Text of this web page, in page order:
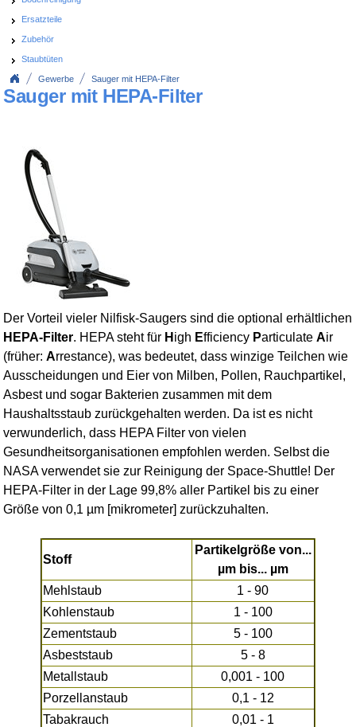
Ersatzteile
Zubehör
Staubtüten
Gewerbe Sauger mit HEPA-Filter
Sauger mit HEPA-Filter
Der Vorteil vieler Nilfisk-Saugers sind die optional erhältlichen
HEPA-Filter. HEPA steht für H igh Efficiency ParticulateAir
(früher:Arrestance), was bedeutet, dass winzige Teilchen wie
Ausscheidungen und Eier von Milben, Pollen, Rauchpartikel,
Asbest und sogar Bakterien zusammen mit dem
Haushaltsstaub zurückgehalten werden. Da ist es nicht
verwunderlich, dass HEPA Filter von vielen
Gesundheitsorganisationen empfohlen werden. Selbst die
NASA verwendet sie zur Reinigung der Space-Shuttle! Der
HEPA-Filter in der Lage 99,8% aller Partikel bis zu einer
Größe von 0,1 µm [mikrometer] zurückzuhalten.
Stoff
Partikelgröße von...
µm bis... µm
Mehlstaub
1 - 90
Kohlenstaub
1 - 100
Zementstaub
5 - 100
Asbeststaub
5 - 8
Metallstaub
0,001 - 100
Porzellanstaub
0,1 - 12
Tabakrauch
0,01 - 1